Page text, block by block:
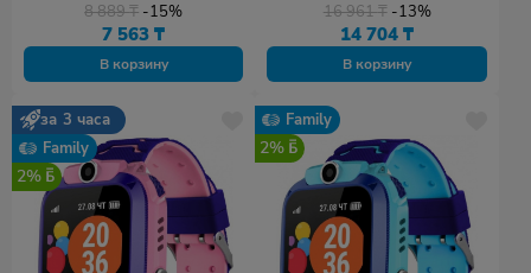
8 889₸ -15%
7 563₸
В корзину
16 961₸ -13%
14 704₸
В корзину
за 3 часа
Family
2%
Family
2%